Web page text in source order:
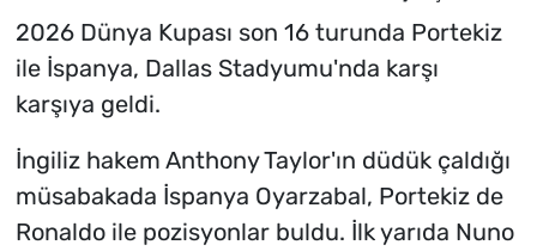
2026 Dünya Kupası son 16 turunda Portekiz
ile İspanya, Dallas Stadyumu'nda karşı
karşıya geldi.
İngiliz hakem Anthony Taylor'ın düdük çaldığı
müsabakada İspanya Oyarzabal, Portekiz de
Ronaldo ile pozisyonlar buldu. İlk yarıda Nuno